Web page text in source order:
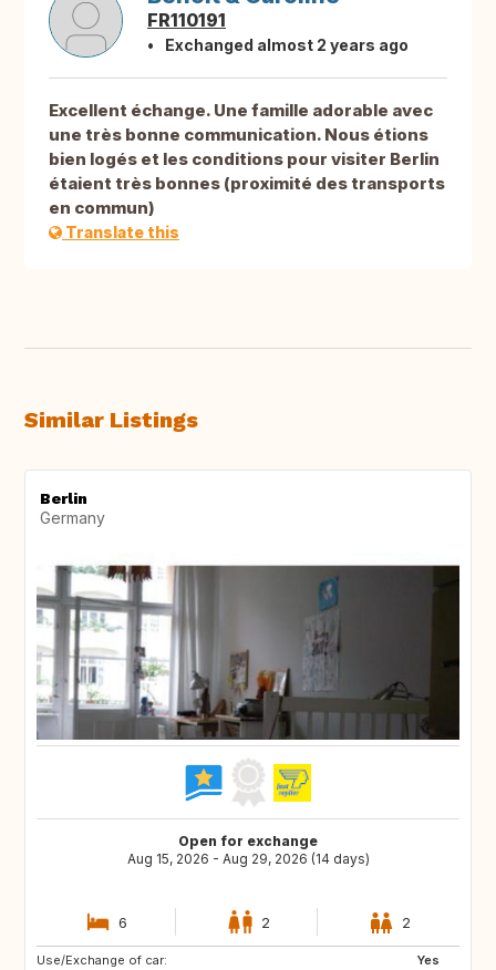
FR110191
Exchanged almost 2 years ago
Excellent échange. Une famille adorable avec
une très bonne communication. Nous étions
bien logés et les conditions pour visiter Berlin
étaient très bonnes (proximité des transports
en commun)
Translate this
Similar Listings
Berlin
Germany
Open for exchange
Aug 15, 2026 - Aug 29, 2026 (14 days)
6 2 2
Use/Exchange of car:
Yes
NO